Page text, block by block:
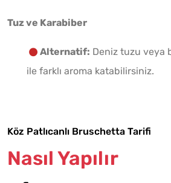
Tuz ve Karabiber
Alternatif: Deniz tuzu veya
ile farklı aroma katabilirsiniz.
Köz Patlıcanlı Bruschetta Tarifi
Nasıl Yapılır